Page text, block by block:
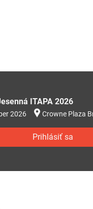
ITAPA 2026
2026 Crowne Plaza
Prihlásiť sa